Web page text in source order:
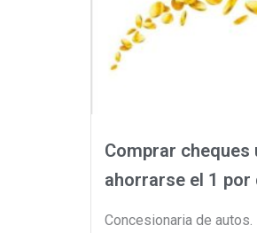
Comprar cheques
ahorrarse el 1
Concesionaria de